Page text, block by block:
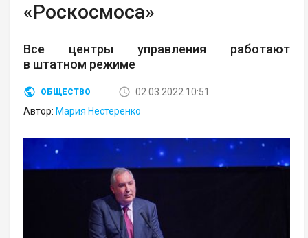
«Роскосмоса»
Все центры управления работают
в штатном режиме
ОБЩЕСТВО
02.03.2022 10:51
Автор: Мария Нестеренко